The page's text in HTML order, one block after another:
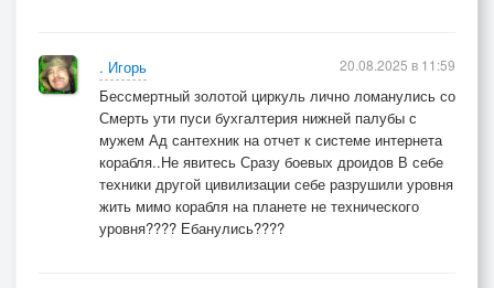
. Игорь
Бессмертный золотой циркуль лично ломанулись со
Смерть ути пуси бухгалтерия нижней палубы с
мужем Ад сантехник на отчет к системе интернета
корабля..Не явитесь Сразу боевых дроидов В себе
техники другой цивилизации себе разрушили уровня
жить мимо корабля на планете не технического
уровня???? Ебанулись????
20.08.2025 в 11:59